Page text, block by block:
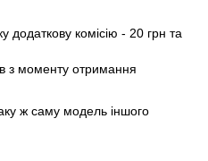
додаткову комісію - 20 грн та
з моменту отримання
ж саму модель іншого